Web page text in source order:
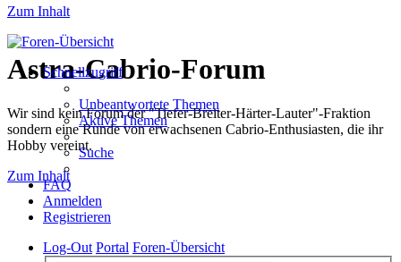
Zum Inhalt
Astra-Cabrio-Forum
Wir sind kein Forum der "Tiefer-Breiter-Härter-Lauter"-Fraktion
sondern eine Runde von erwachsenen Cabrio-Enthusiasten, die ihr
Hobby vereint.
Zum Inhalt
Schnellzugriff
Unbeantwortete Themen
Aktive Themen
Suche
FAQ
Anmelden
Registrieren
Log-Out Portal Foren-Übersicht